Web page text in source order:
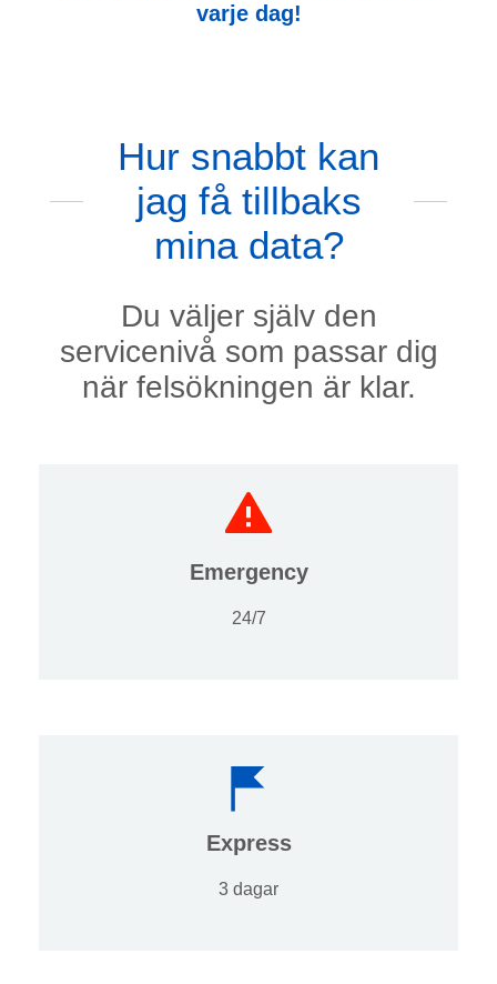
varje dag!
Hur snabbt kan
jag få tillbaks
mina data?
Du väljer själv den
servicenivå som passar dig
när felsökningen är klar.
Emergency
24/7
Express
3 dagar